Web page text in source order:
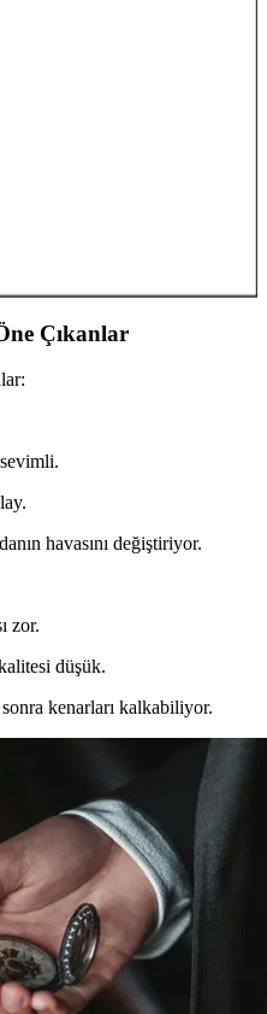
Çıkanlar
havasını değiştiriyor.
zor.
düşük.
sonra kenarları kalkabiliyor.